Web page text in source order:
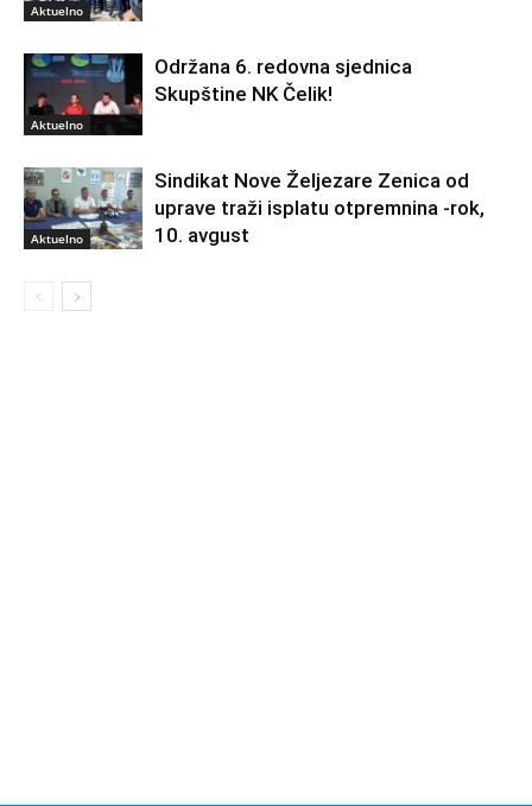
Aktuelno
Aktuelno
Održana 6. redovna sjednica
Skupštine NK Čelik!
Aktuelno
Sindikat Nove Željezare Zenica od
uprave traži isplatu otpremnina -rok,
10. avgust